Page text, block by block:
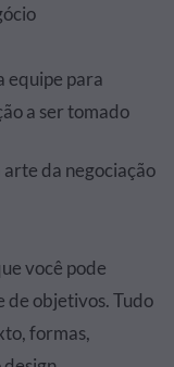
equipe para
a ser tomado
da negociação
você pode
de objetivos. Tudo
formas,